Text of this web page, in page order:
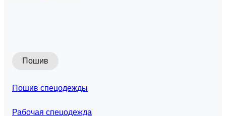
Пошив
Пошив спецодежды
Рабочая спецодежда